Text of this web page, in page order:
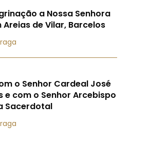
a Nossa Senhora
de Vilar, Barcelos
o Senhor Cardeal José
e com o Senhor Arcebispo
Sacerdotal